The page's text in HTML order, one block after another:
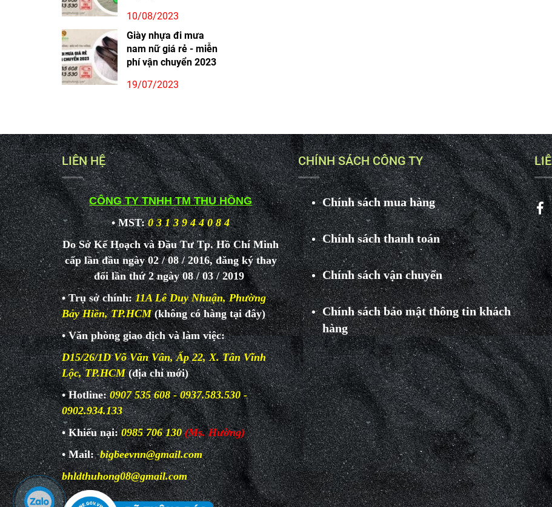
10/08/2023
Giày nhựa đi mưa
nam nữ giá rẻ - miễn
phí vận chuyển 2023
19/07/2023
LIÊN HỆ
CÔNG TY TNHH TM THU HỒNG
• MST: 0 3 1 3 9 4 4 0 8 4
Do Sở Kế Hoạch và Đầu Tư Tp. Hồ Chí Minh
cấp lần đầu ngày 02 / 08 / 2016, đăng ký thay
đổi lần thứ 2 ngày 08 / 03 / 2019
• Trụ sở chính:11A Lê Duy Nhuận, Phường
Bảy Hiền, TP.HCM (không có hàng tại đây)
• Văn phòng giao dịch và làmviệc:
D15/26/1D Võ Văn Vân, Ấp 22, X. Tân Vĩnh
Lộc, TP.HCM(địa chỉ mới)
• Hotline:0907 535 608 - 0937.583.530 -
0902.934.133
• Khiếu nại: 0985 706 130 (Ms. Hường)
• Mail:bigbeevnn@gmail.com
bhldthuhong08@gmail.com
CHÍNH SÁCH CÔNG TY
Chính sách mua hàng
Chính sách thanh toán
Chính sách vận chuyển
Chính sách bảo mật thông tin khách
hàng